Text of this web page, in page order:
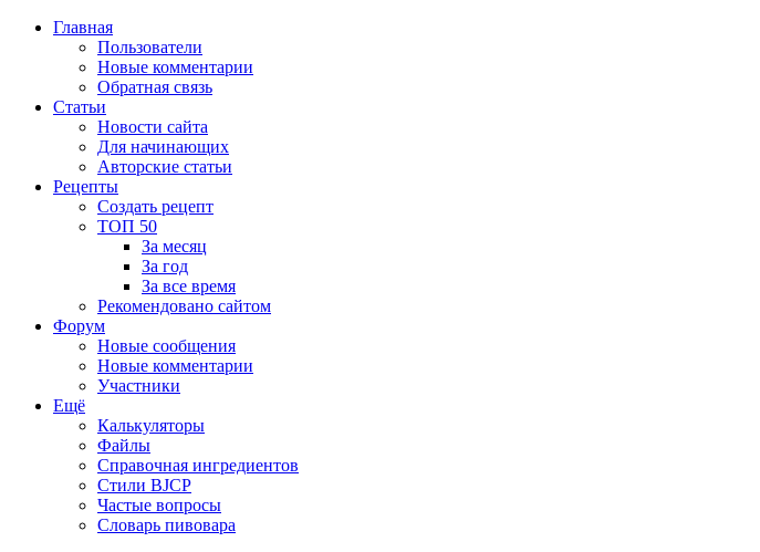
Главная
Пользователи
Новые комментарии
Обратная связь
Статьи
Новости сайта
Для начинающих
Авторские статьи
Рецепты
Создать рецепт
ТОП 50
За месяц
За год
За все время
Рекомендовано сайтом
Форум
Новые сообщения
Новые комментарии
Участники
Ещё
Калькуляторы
Файлы
Справочная ингредиентов
Стили BJCP
Частые вопросы
Словарь пивовара